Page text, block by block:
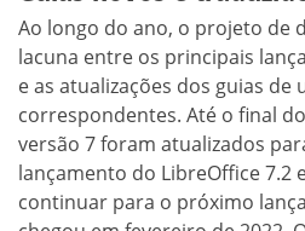
Ao longo do ano, o projeto de
lacuna entre os principais
e as atualizações dos guias de
correspondentes. Até o final
versão 7 foram atualizados
lançamento do LibreOffice 7.2
continuar para o próximo